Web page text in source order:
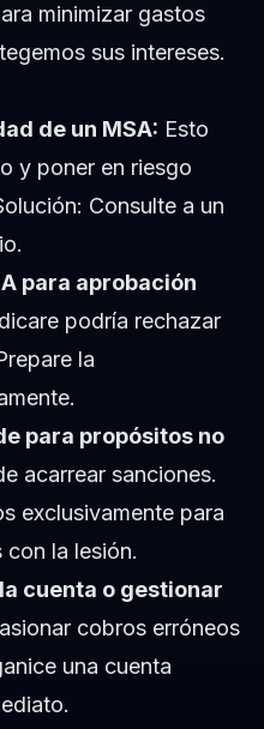
minimizar gastos
sus intereses.
de un MSA: Esto
y poner en riesgo
Consulte a un
para aprobación
podría rechazar
la
para propósitos no
acarrear sanciones.
exclusivamente para
la lesión.
cuenta o gestionar
cobros erróneos
una cuenta